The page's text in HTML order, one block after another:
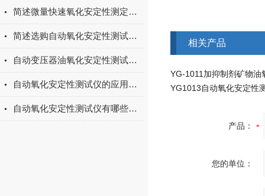
简述微量快速氧化安定性测定仪的常见问题相应解决方法
简述选购自动氧化安定性测试仪时所需要考虑的关键因素
自动变压器油氧化安定性测试仪在燃料油质量检测中的应用
自动氧化安定性测试仪的应用及功能讲述
自动氧化安定性测试仪有哪些优点？
相关产品
YG1013自动氧化安定性
产品：
您的单位：